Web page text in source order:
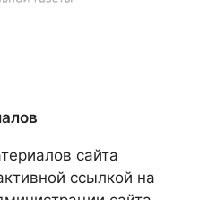
сайта
ссылкой на